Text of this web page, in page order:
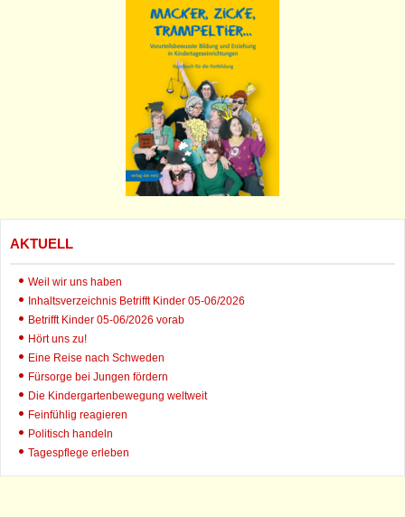
AKTUELL
Weil wir uns haben
Inhaltsverzeichnis Betrifft Kinder 05-06/2026
Betrifft Kinder 05-06/2026 vorab
Hört uns zu!
Eine Reise nach Schweden
Fürsorge bei Jungen fördern
Die Kindergartenbewegung weltweit
Feinfühlig reagieren
Politisch handeln
Tagespflege erleben